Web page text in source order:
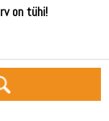
on tühi!